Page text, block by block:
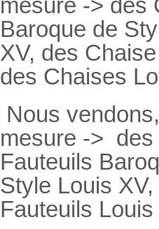
mesure -> des
Baroque de
XV, des
des Chaises
Nous
mesure -> des
Fauteuils
Style Louis XV,
Fauteuils